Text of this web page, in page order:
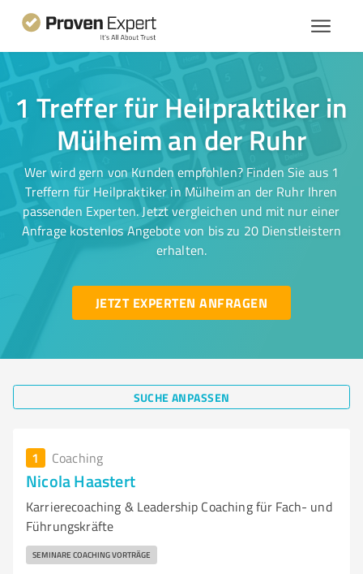
1 Treffer für Heilpraktiker in
Mülheim an der Ruhr
Wer wird gern von Kunden empfohlen? Finden Sie aus 1
Treffern für Heilpraktiker in Mülheim an der Ruhr Ihren
passenden Experten. Jetzt vergleichen und mit nur einer
Anfrage kostenlos Angebote von bis zu 20 Dienstleistern
erhalten.
JETZT EXPERTEN ANFRAGEN
SUCHE ANPASSEN
1 Coaching
Nicola Haastert
Karrierecoaching & Leadership Coaching für Fach‑ und
Führungskräfte
SEMINARE COACHING VORTRÄGE